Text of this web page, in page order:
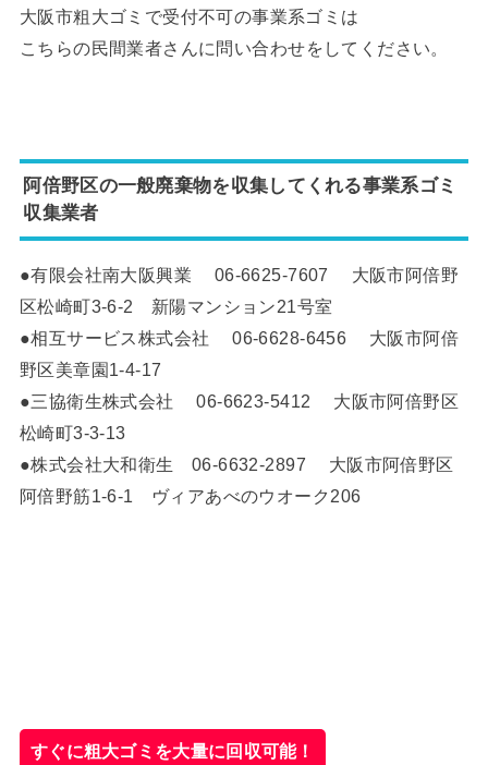
大阪市粗大ゴミで受付不可の事業系ゴミは
こちらの民間業者さんに問い合わせをしてください。
阿倍野区の一般廃棄物を収集してくれる事業系ゴミ
収集業者
●有限会社南大阪興業 06-6625-7607 大阪市阿倍野
区松崎町3-6-2 新陽マンション21号室
●相互サービス株式会社 06-6628-6456 大阪市阿倍
野区美章園1-4-17
●三協衛生株式会社 06-6623-5412 大阪市阿倍野区
松崎町3-3-13
●株式会社大和衛生 06-6632-2897 大阪市阿倍野区
阿倍野筋1-6-1 ヴィアあべのウオーク206
すぐに粗大ゴミを大量に回収可能！